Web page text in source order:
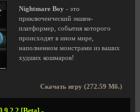
Nightmare Boy - это
приключенческий экшен-
платформер, события которого
происходят в ином мире,
наполненном монстрами из ваших
худших кошмаров!
Скачать игру (272.59 Мб.)